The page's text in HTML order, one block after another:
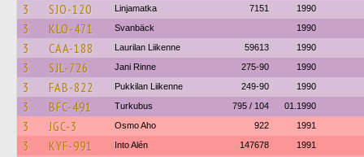
3 SJO-120 Linjamatka 7151 1990
3 KLO-471 Svanbäck 1990
3 CAA-188 Laurilan Liikenne 59613 1990
3 SJL-726 Jani Rinne 275-90 1990
3 FAB-822 Pukkilan Liikenne 249-90 1990
3 BFC-491 Turkubus 795 / 104 01.1990
3 JGC-3 Osmo Aho 922 1991
3 KYF-991 Into Alén 147678 1991